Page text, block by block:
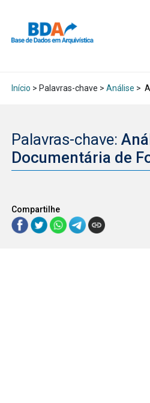
Início > Palavras-chave > Análise >
Palavras-chave:
Documentária de
Compartilhe